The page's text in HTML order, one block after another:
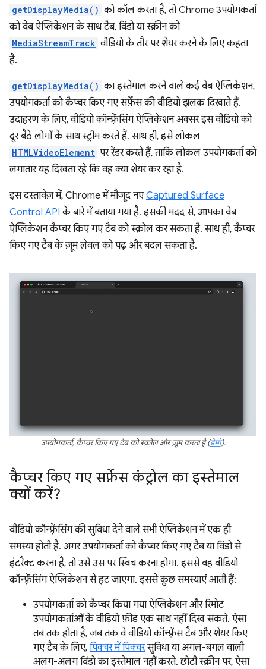
getDisplayMedia() को कॉल करता है, तो Chrome उपयोगकर्ता
को वेब ऐप्लिकेशन के साथ टैब, विंडो या स्क्रीन को
MediaStreamTrack वीडियो के तौर पर शेयर करने के लिए कहता
है.
getDisplayMedia() का इस्तेमाल करने वाले कई वेब ऐप्लिकेशन,
उपयोगकर्ता को कैप्चर किए गए सर्फ़ेस की वीडियो झलक दिखाते हैं.
उदाहरण के लिए, वीडियो कॉन्फ़्रेंसिंग ऐप्लिकेशन अक्सर इस वीडियो को
दूर बैठे लोगों के साथ स्ट्रीम करते हैं. साथ ही, इसे लोकल
HTMLVideoElement पर रेंडर करते हैं, ताकि लोकल उपयोगकर्ता को
लगातार यह दिखता रहे कि वह क्या शेयर कर रहा है.
इस दस्तावेज़ में, Chrome में मौजूद नएCaptured Surface
Control API के बारे में बताया गया है. इसकी मदद से, आपका वेब
ऐप्लिकेशन कैप्चर किए गए टैब को स्क्रोल कर सकता है. साथ ही, कैप्चर
किए गए टैब के ज़ूम लेवल को पढ़ और बदल सकता है.
उपयोगकर्ता, कैप्चर किए गए टैब को स्क्रोल और ज़ूम करता है (डेमो).
कैप्चर किए गए सर्फ़ेस कंट्रोल का इस्तेमाल
क्यों करें?
वीडियो कॉन्फ़्रेंसिंग की सुविधा देने वाले सभी ऐप्लिकेशन में एक ही
समस्या होती है. अगर उपयोगकर्ता को कैप्चर किए गए टैब या विंडो से
इंटरैक्ट करना है, तो उसे उस पर स्विच करना होगा. इससे वह वीडियो
कॉन्फ़्रेंसिंग ऐप्लिकेशन से हट जाएगा. इससे कुछ समस्याएं आती हैं:
उपयोगकर्ता को कैप्चर किया गया ऐप्लिकेशन और रिमोट
उपयोगकर्ताओं के वीडियो फ़ीड एक साथ नहीं दिख सकते. ऐसा
तब तक होता है, जब तक वे वीडियो कॉन्फ़्रेंस टैब और शेयर किए
गए टैब के लिए, पिक्चर में पिक्चरसुविधा या अगल-बगल वाली
अलग-अलग विंडो का इस्तेमाल नहीं करते. छोटी स्क्रीन पर, ऐसा